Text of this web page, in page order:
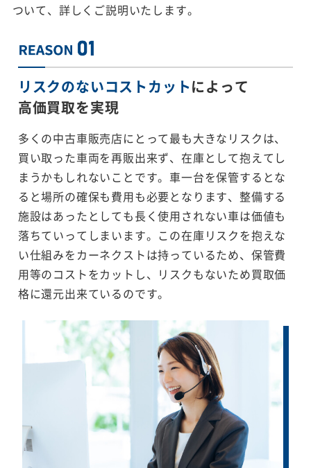
ついて、詳しくご説明いたします。
リスクのないコストカットによって
高価買取を実現
多くの中古車販売店にとって最も大きなリスクは、
買い取った車両を再販出来ず、在庫として抱えてし
まうかもしれないことです。車一台を保管するとな
ると場所の確保も費用も必要となります、整備する
施設はあったとしても長く使用されない車は価値も
落ちていってしまいます。この在庫リスクを抱えな
い仕組みをカーネクストは持っているため、保管費
用等のコストをカットし、リスクもないため買取価
格に還元出来ているのです。